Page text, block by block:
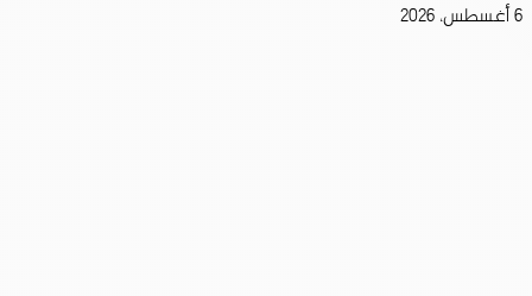
6 أغسطس، 2026